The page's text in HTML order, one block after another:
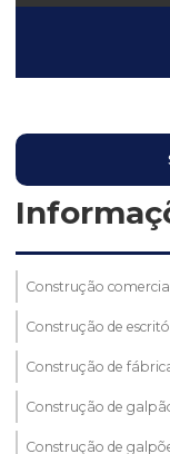
Construção
Construção de
Construção de
Construção de
Construção de